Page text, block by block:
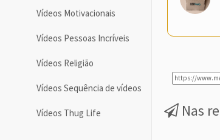
Vídeos Motivacionais
Vídeos Pessoas Incríveis
Vídeos Religião
Vídeos Sequência de vídeos
Vídeos Thug Life Nas